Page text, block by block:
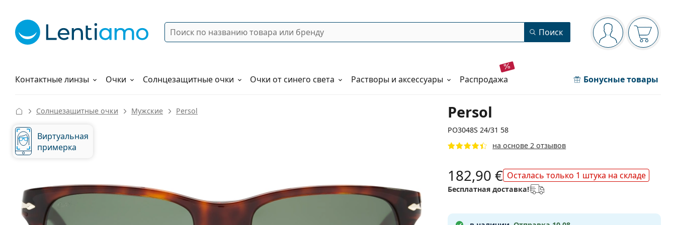
Панель навигации
Вы вошли вВаша
Поиск Поиск
Контактные линзы
Растворы Очки Солнцезащитные очки Очки от синего света Растворы и аксессуары распродажа Бонусные товары
Как заказать
Persol
PO3048S 24/31 58
на основе 2 отзывов
Солнцезащитные очки Мужские Persol
Виртуальная
примерка
182,90 € Осталась только 1 штука на складе
Бесплатная доставка!